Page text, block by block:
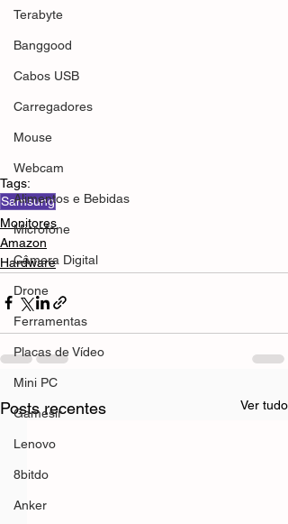
Terabyte
Banggood
Cabos USB
Carregadores
Mouse
Webcam
Alimentos e Bebidas
Microfone
Câmera Digital
Drone
Ferramentas
Placas de Vídeo
Mini PC
Gamesir
Lenovo
8bitdo
Anker
Tags:
Samsung
Monitores
Amazon
Hardware
Posts recentes Ver tudo